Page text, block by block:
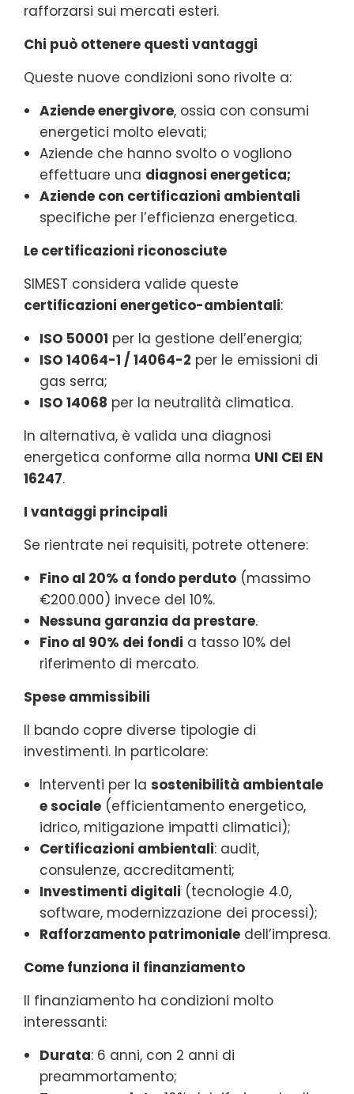
rafforzarsi sui mercati esteri.
Chi può ottenere questi vantaggi
Queste nuove condizioni sono rivolte a:
Aziende energivore, ossia con consumi
energetici molto elevati;
Aziende che hanno svolto o vogliono
effettuare una diagnosi energetica;
Aziende con certificazioni ambientali
specifiche per l’efficienza energetica.
Le certificazioni riconosciute
SIMEST considera valide queste
certificazioni energetico-ambientali:
ISO 50001 per la gestione dell’energia;
ISO 14064-1 / 14064-2 per le emissioni di
gas serra;
ISO 14068 per la neutralità climatica.
In alternativa, è valida una diagnosi
energetica conforme alla norma UNI CEI EN
16247.
I vantaggi principali
Se rientrate nei requisiti, potrete ottenere:
Fino al 20% a fondo perduto (massimo
€200.000) invece del 10%.
Nessuna garanzia da prestare.
Fino al 90% dei fondi a tasso 10% del
riferimento di mercato.
Spese ammissibili
Il bando copre diverse tipologie di
investimenti. In particolare:
Interventi per la sostenibilità ambientale
e sociale (efficientamento energetico,
idrico, mitigazione impatti climatici);
Certificazioni ambientali: audit,
consulenze, accreditamenti;
Investimenti digitali (tecnologie 4.0,
software, modernizzazione dei processi);
Rafforzamento patrimoniale dell’impresa.
Come funziona il finanziamento
Il finanziamento ha condizioni molto
interessanti:
Durata: 6 anni, con 2 anni di
preammortamento;